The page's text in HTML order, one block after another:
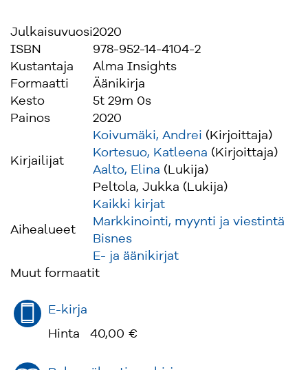
Julkaisuvuosi2020
ISBN
978-952-14-4104-2
Kustantaja
Alma Insights
Formaatti
Äänikirja
Kesto
5t 29m 0s
Painos
2020
Kirjailijat
Koivumäki, Andrei (Kirjoittaja)
Kortesuo, Katleena (Kirjoittaja)
Aalto, Elina (Lukija)
Peltola, Jukka (Lukija)
Aihealueet
Kaikki kirjat
Markkinointi, myynti ja viestintä
Bisnes
E- ja äänikirjat
Muut formaatit
E-kirja
Hinta
40,00 €